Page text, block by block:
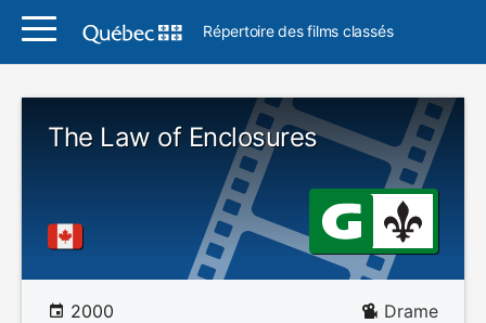
Répertoire des films classés
The Law of Enclosures
2000 Drame